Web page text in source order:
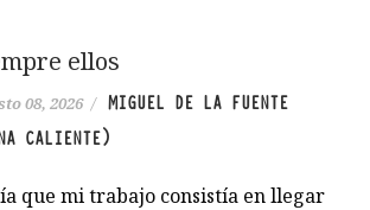
ellos
08, 2026 / MIGUEL DE LA FUENTE
CALIENTE)
que mi trabajo consistía en llegar